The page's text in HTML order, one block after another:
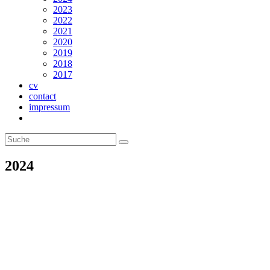
2023
2022
2021
2020
2019
2018
2017
cv
contact
impressum
umschalten
2024